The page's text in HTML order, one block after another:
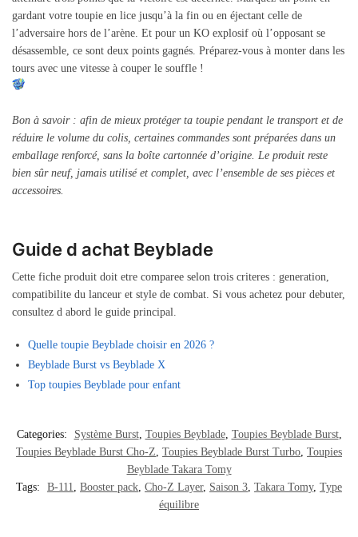
gardant votre toupie en lice jusqu’à la fin ou en éjectant celle de
l’adversaire hors de l’arène. Et pour un KO explosif où l’opposant se
désassemble, ce sont deux points gagnés. Préparez-vous à monter dans les
tours avec une vitesse à couper le souffle !
Bon à savoir : afin de mieux protéger ta toupie pendant le transport et de
réduire le volume du colis, certaines commandes sont préparées dans un
emballage renforcé, sans la boîte cartonnée d’origine. Le produit reste
bien sûr neuf, jamais utilisé et complet, avec l’ensemble de ses pièces et
accessoires.
Guide d achat Beyblade
Cette fiche produit doit etre comparee selon trois criteres : generation,
compatibilite du lanceur et style de combat. Si vous achetez pour debuter,
consultez d abord le guide principal.
Quelle toupie Beyblade choisir en 2026 ?
Beyblade Burst vs Beyblade X
Top toupies Beyblade pour enfant
Categories: Système Burst, Toupies Beyblade, Toupies Beyblade Burst,
Toupies Beyblade Burst Cho-Z, Toupies Beyblade Burst Turbo, Toupies
Beyblade Takara Tomy
Tags:
B-111, Booster pack, Cho-Z Layer, Saison 3, Takara Tomy, Type
équilibre